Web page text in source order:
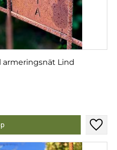
armeringsnät Lind
Lägg